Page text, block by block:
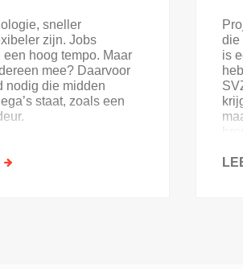
sneller
zijn. Jobs
hoog tempo. Maar
mee? Daarvoor
nodig die midden
staat, zoals een
OVER
die
is